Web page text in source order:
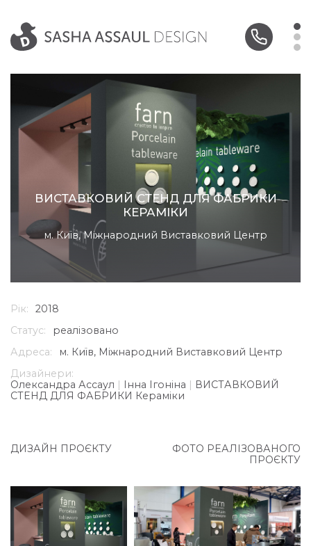
ВИСТАВКОВИЙ СТЕНД ДЛЯ ФАБРИКИ
КЕРАМІКИ
м. Київ, Міжнародний Виставковий Центр
Рік:
2018
Статус:
реалізовано
Адреса:
м. Київ, Міжнародний Виставковий Центр
Дизайнери:
Олександра Ассаул | Інна Ігоніна | ВИСТАВКОВИЙ
СТЕНД ДЛЯ ФАБРИКИ Кераміки
ДИЗАЙН ПРОЄКТУ
ФОТО РЕАЛІЗОВАНОГО
ПРОЄКТУ